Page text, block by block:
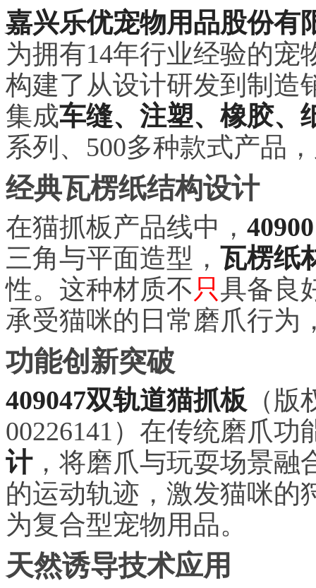
嘉兴乐优宠物用品股份有
为拥有14年行业经验的宠
构建了从设计研发到制造
集成车缝、注塑、橡胶、
系列、500多种款式产品
经典瓦楞纸结构设计
在猫抓板产品线中，
三角与平面造型， 瓦楞纸
性。这种材质不只具备良
承受猫咪的日常磨爪行为
功能创新突破
409047双轨道猫抓板 （
00226141）在传统磨爪功
计，将磨爪与玩耍场景融
的运动轨迹，激发猫咪的
为复合型宠物用品。
天然诱导技术应用